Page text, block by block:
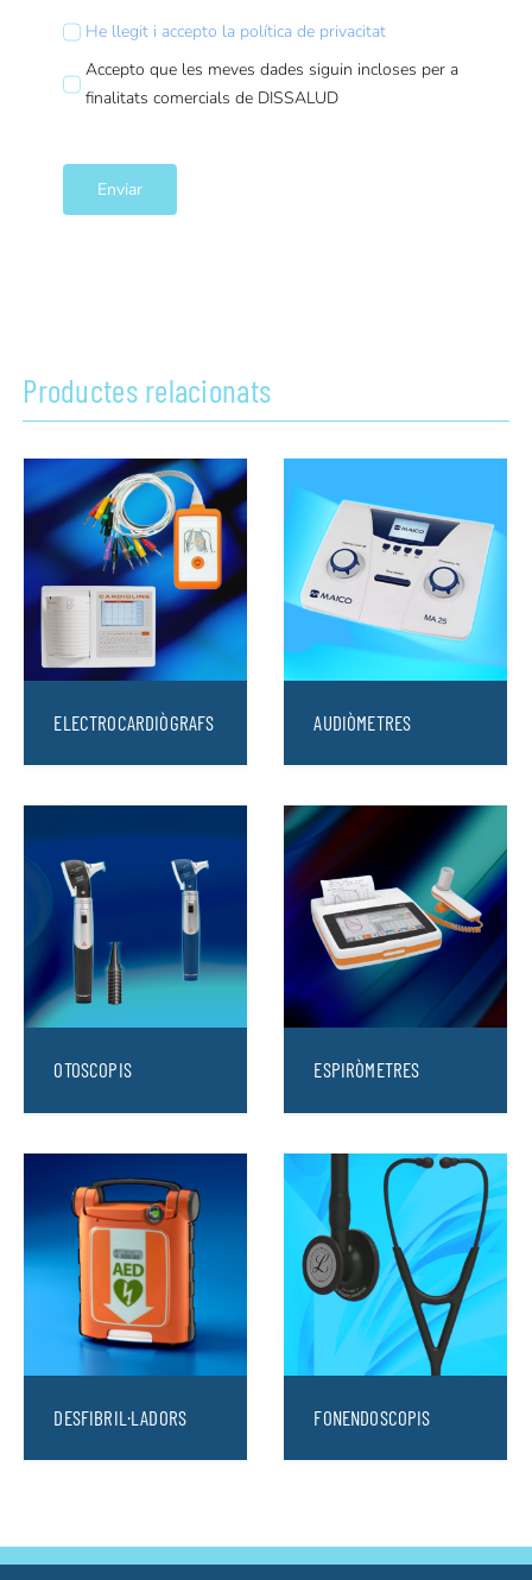
He llegit i accepto la política de privacitat
Accepto que les meves dades siguin incloses per a
finalitats comercials de DISSALUD
Enviar
Productes relacionats
ELECTROCARDIÒGRAFS AUDIÒMETRES
OTOSCOPIS ESPIRÒMETRES
DESFIBRIL·LADORS FONENDOSCOPIS